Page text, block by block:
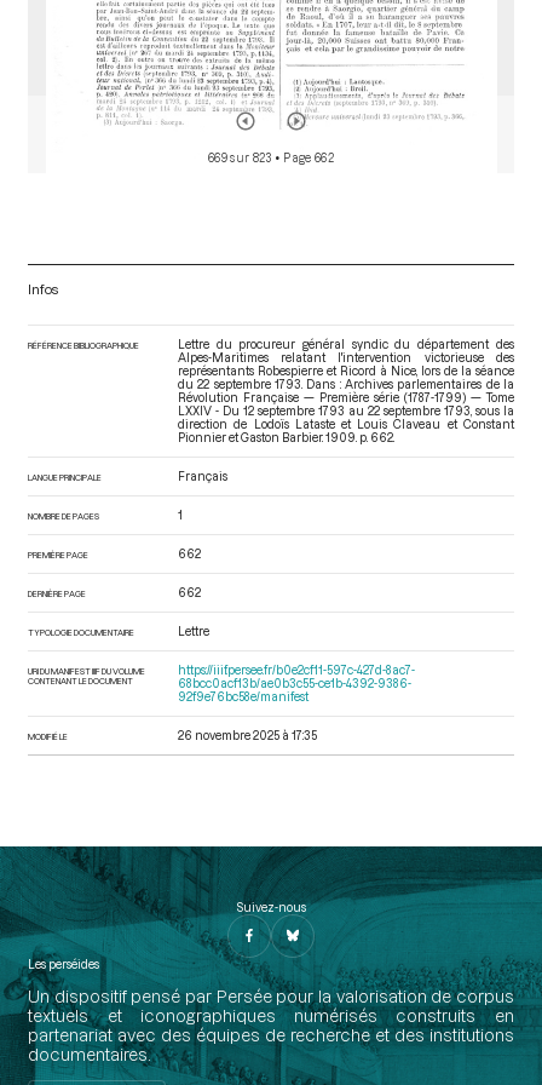
669 sur 823 • Page 662
Infos
RÉFÉRENCE BIBLIOGRAPHIQUE
Lettre du procureur général syndic du département des
Alpes-Maritimes relatant l'intervention victorieuse des
représentants Robespierre et Ricord à Nice, lors de la séance
du 22 septembre 1793. Dans : Archives parlementaires de la
Révolution Française — Première série (1787-1799) — Tome
LXXIV - Du 12 septembre 1793 au 22 septembre 1793 , sous la
direction de Lodoïs Lataste et Louis Claveau et Constant
Pionnier et Gaston Barbier. 1909. p. 662.
LANGUE PRINCIPALE Français
NOMBRE DE PAGES 1
PREMIÈRE PAGE 662
DERNIÈRE PAGE 662
TYPOLOGIE DOCUMENTAIRE Lettre
URI DU MANIFEST IIIF DU VOLUME
CONTENANT LE DOCUMENT
https://iiif.persee.fr/b0e2cf11-597c-427d-8ac7-
68bcc0acf13b/ae0b3c55-ce1b-4392-9386-
92f9e76bc58e/manifest
MODIFIÉ LE 26 novembre 2025 à 17:35
Suivez-nous
Les perséides
Un dispositif pensé par Persée pour la valorisation de corpus
textuels et iconographiques numérisés construits en
partenariat avec des équipes de recherche et des institutions
documentaires.